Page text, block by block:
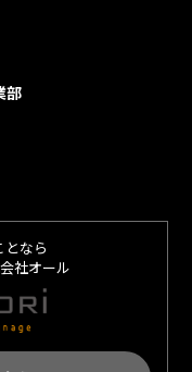
部
なら
社オール